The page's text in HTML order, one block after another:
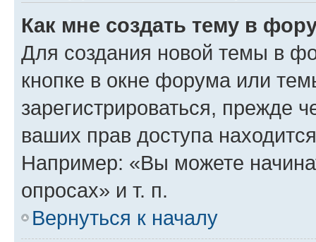
Как мне создать тему в
Для создания новой темы в
кнопке в окне форума или
зарегистрироваться, прежде
ваших прав доступа
Например: «Вы можете
опросах» и т. п.
Вернуться к началу